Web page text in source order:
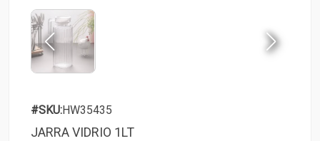
#SKU:HW35435
JARRA VIDRIO 1LT